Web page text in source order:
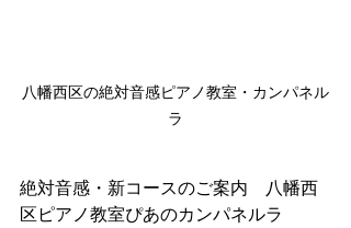
八幡西区の絶対音感ピアノ教室・カンパネル
ラ
絶対音感・新コースのご案内　八幡西
区ピアノ教室ぴあのカンパネルラ